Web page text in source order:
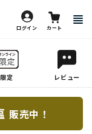
ログイン カート
限定 レビュー
販売中！